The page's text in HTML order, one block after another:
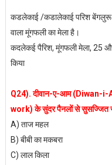
कडलेकाई /कडालेकाई परिश बेंगलुरू
वाला मूंगफली का मेला है।
कदलेकई पैरिश, मूंगफली मेला, 25
किया
Q24). दीवान-ए-आम (Diwan-i-
work) के सुंदर पैनलों से सुसज्जित
A) ताज महल
B) बीबी का मकबरा
C) लाल किला